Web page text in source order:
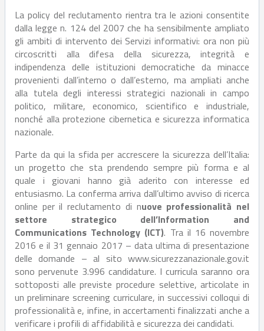
La policy del reclutamento rientra tra le azioni consentite
dalla legge n. 124 del 2007 che ha sensibilmente ampliato
gli ambiti di intervento dei Servizi informativi: ora non più
circoscritti alla difesa della sicurezza, integrità e
indipendenza delle istituzioni democratiche da minacce
provenienti dall’interno o dall’esterno, ma ampliati anche
alla tutela degli interessi strategici nazionali in campo
politico, militare, economico, scientifico e industriale,
nonché alla protezione cibernetica e sicurezza informatica
nazionale.
Parte da qui la sfida per accrescere la sicurezza dell’Italia:
un progetto che sta prendendo sempre più forma e al
quale i giovani hanno già aderito con interesse ed
entusiasmo. La conferma arriva dall’ultimo avviso di ricerca
online per il reclutamento di nuove professionalità nel
settore strategico dell’Information and
Communications Technology (ICT). Tra il 16 novembre
2016 e il 31 gennaio 2017 – data ultima di presentazione
delle domande – al sito www.sicurezzanazionale.gov.it
sono pervenute 3.996 candidature. I curricula saranno ora
sottoposti alle previste procedure selettive, articolate in
un preliminare screening curriculare, in successivi colloqui di
professionalità e, infine, in accertamenti finalizzati anche a
verificare i profili di affidabilità e sicurezza dei candidati.